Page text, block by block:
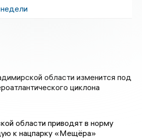
области изменится под
циклона
области приводят в норму
к нацпарку «Мещёра»